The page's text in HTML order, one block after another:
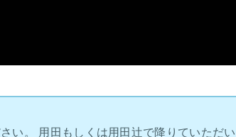
い。 用田もしくは用田辻で降りていただい